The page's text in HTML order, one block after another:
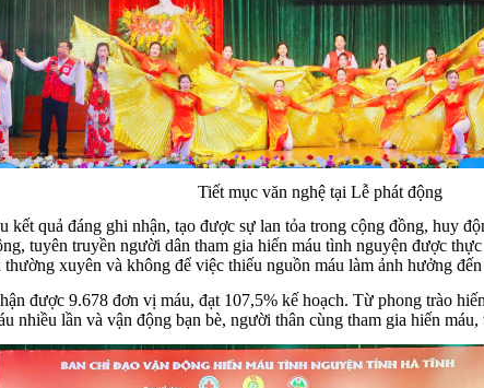
Tiết mục văn nghệ tại Lễ phát động
kết quả đáng ghi nhận, tạo được sự lan tỏa trong cộng đồng, huy
tuyên truyền người dân tham gia hiến máu tình nguyện được
xuyên và không để việc thiếu nguồn máu làm ảnh hưởng
được 9.678 đơn vị máu, đạt 107,5% kế hoạch. Từ phong trào
nhiều lần và vận động bạn bè, người thân cùng tham gia hiến